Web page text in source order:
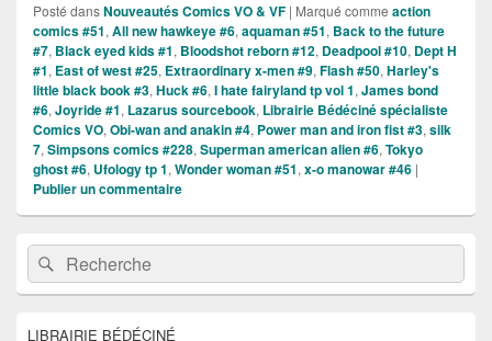
Posté dansNouveautés Comics VO & VF | Marqué comme action
comics #51, All new hawkeye #6, aquaman #51, Back to the future
#7, Black eyed kids #1, Bloodshot reborn #12, Deadpool #10, Dept H
#1, East of west #25, Extraordinary x-men #9, Flash #50, Harley's
little black book #3, Huck #6, I hate fairyland tp vol 1, James bond
#6, Joyride #1, Lazarus sourcebook, Librairie Bédéciné spécialiste
Comics VO, Obi-wan and anakin #4, Power man and iron fist #3, silk
7, Simpsons comics #228, Superman american alien #6, Tokyo
ghost #6, Ufology tp 1, Wonder woman #51, x-o manowar #46 |
Publier un commentaire
Zone
principale
de
widget
Recherche :Rechercher
LIBRAIRIE BÉDÉCINÉ